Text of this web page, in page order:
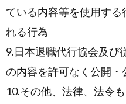
ている内容等を使用す
れる行為
9.日本退職代行協会及び
の内容を許可なく公開・
10.その他、法律、法令